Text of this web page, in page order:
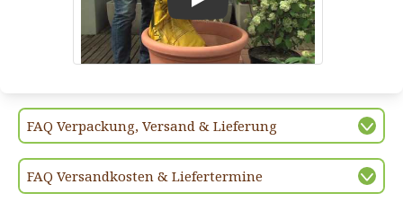
Play
FAQ Verpackung, Versand & Lieferung
FAQ Versandkosten & Liefertermine